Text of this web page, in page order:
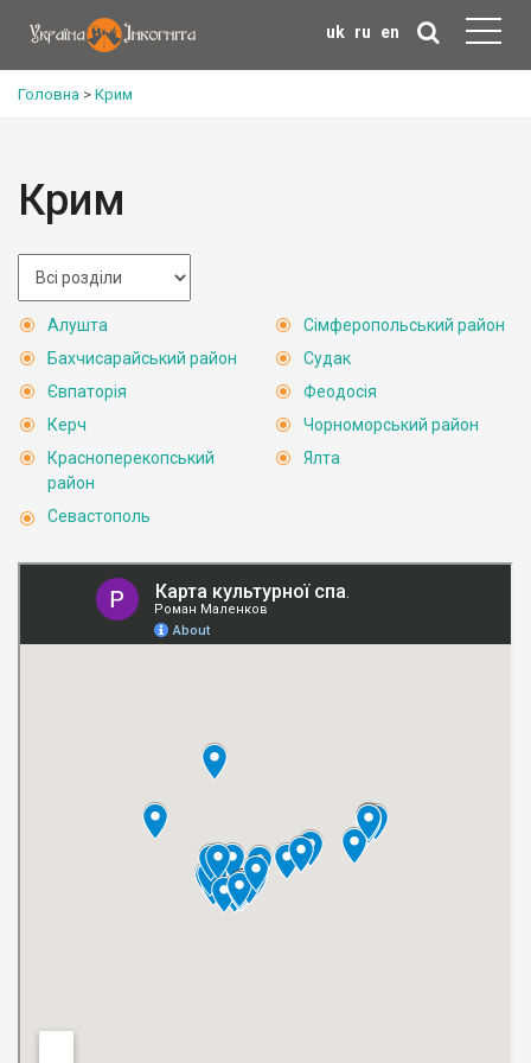
uk ru en
Головна > Крим
Крим
Алушта
Бахчисарайський район
Євпаторія
Керч
Красноперекопський
район
Севастополь
Сімферопольський район
Судак
Феодосія
Чорноморський район
Ялта